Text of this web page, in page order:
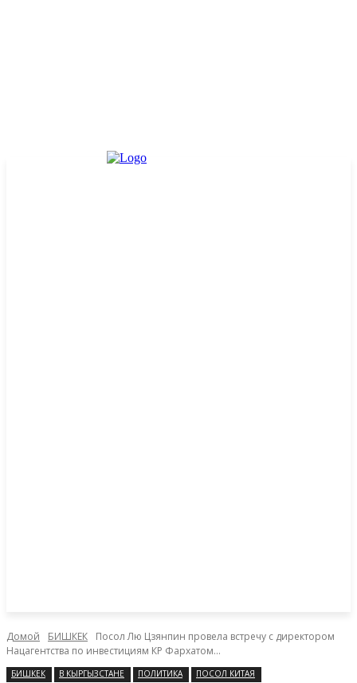
Домой БИШКЕК
Посол Лю Цзянпин провела встречу с директором
Нацагентства по инвестициям КР Фархатом...
БИШКЕК В КЫРГЫЗСТАНЕ ПОЛИТИКА ПОСОЛ КИТАЯ